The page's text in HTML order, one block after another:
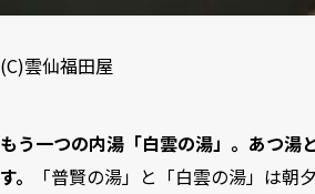
(C)雲仙福田屋
もう一つの内湯「白雲の湯」。あつ湯
す。
「普賢の湯」と「白雲の湯」は朝